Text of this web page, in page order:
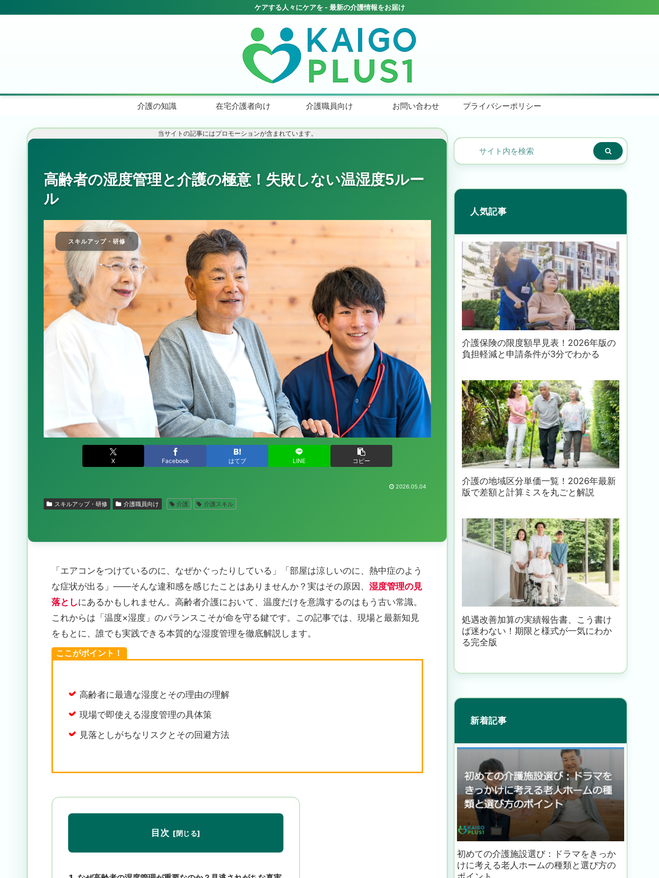
介護の知識 在宅介護者向け 介護職員向け お問い合わせ プライバシーポリシー
当サイトの記事にはプロモーションが含まれています。
高齢者の湿度管理と介護の極意！失敗しない温湿度5ルー
ル
スキルアップ・研修
X Facebook はてブ LINE コピー
2026.05.04
スキルアップ・研修 介護職員向け 介護 介護スキル
「エアコンをつけているのに、なぜかぐったりしている」「部屋は涼しいのに、熱中症のよう
な症状が出る」――そんな違和感を感じたことはありませんか？実はその原因、 湿度管理の見
落としにあるかもしれません。高齢者介護において、温度だけを意識するのはもう古い常識。
これからは「温度×湿度」のバランスこそが命を守る鍵です。この記事では、現場と最新知見
をもとに、誰でも実践できる本質的な湿度管理を徹底解説します。
ここがポイント！
高齢者に最適な湿度とその理由の理解
現場で即使える湿度管理の具体策
見落としがちなリスクとその回避方法
目次
人気記事
介護保険の限度額早見表！2026年版の
負担軽減と申請条件が3分でわかる
介護の地域区分単価一覧！2026年最新
版で差額と計算ミスを丸ごと解説
処遇改善加算の実績報告書、こう書け
ば迷わない！期限と様式が一気にわか
る完全版
新着記事
初めての介護施設選び：ドラマをきっか
けに考える老人ホームの種類と選び方の